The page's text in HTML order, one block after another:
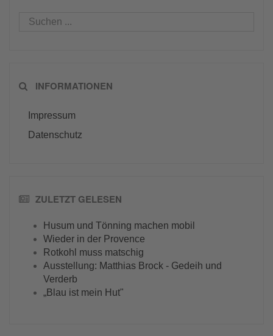
INFORMATIONEN
Impressum
Datenschutz
ZULETZT GELESEN
Husum und Tönning machen mobil
Wieder in der Provence
Rotkohl muss matschig
Ausstellung: Matthias Brock - Gedeih und
Verderb
„Blau ist mein Hut"